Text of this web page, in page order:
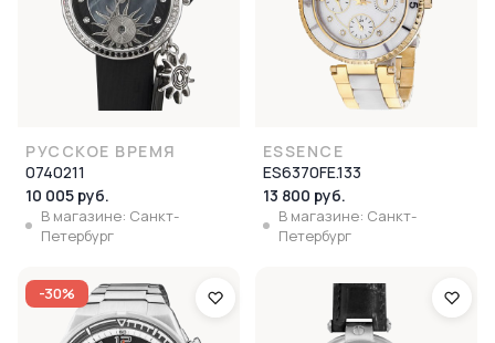
РУССКОЕ ВРЕМЯ
0740211
10 005 руб.
В магазине: Санкт-
Петербург
ESSENCE
ES6370FE.133
13 800 руб.
В магазине: Санкт-
Петербург
-30%